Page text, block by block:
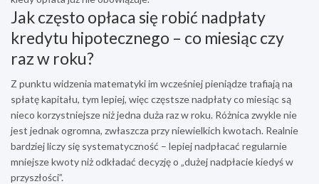
Jak często opłaca się robić nadpłaty
kredytu hipotecznego – co miesiąc czy
raz w roku?
Z punktu widzenia matematyki im wcześniej pieniądze trafiają na
spłatę kapitału, tym lepiej, więc częstsze nadpłaty co miesiąc są
nieco korzystniejsze niż jedna duża raz w roku. Różnica zwykle nie
jest jednak ogromna, zwłaszcza przy niewielkich kwotach. Realnie
bardziej liczy się systematyczność – lepiej nadpłacać regularnie
mniejsze kwoty niż odkładać decyzję o „dużej nadpłacie kiedyś w
przyszłości”.